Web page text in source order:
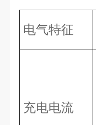
电气特征
充电电流